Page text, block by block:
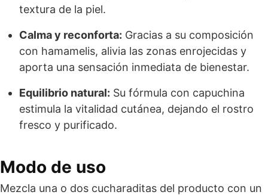
textura de la piel.
Calma y reconforta: Gracias a su composición
con hamamelis, alivia las zonas enrojecidas y
aporta una sensación inmediata de bienestar.
Equilibrio natural: Su fórmula con capuchina
estimula la vitalidad cutánea, dejando el rostro
fresco y purificado.
Modo de uso
Mezcla una o dos cucharaditas del producto con un